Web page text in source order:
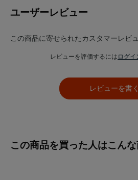
ユーザーレビュー
この商品に寄せられたカスタマーレビ
レビューを評価するには ログイ
レビューを書く
この商品を買った人はこん